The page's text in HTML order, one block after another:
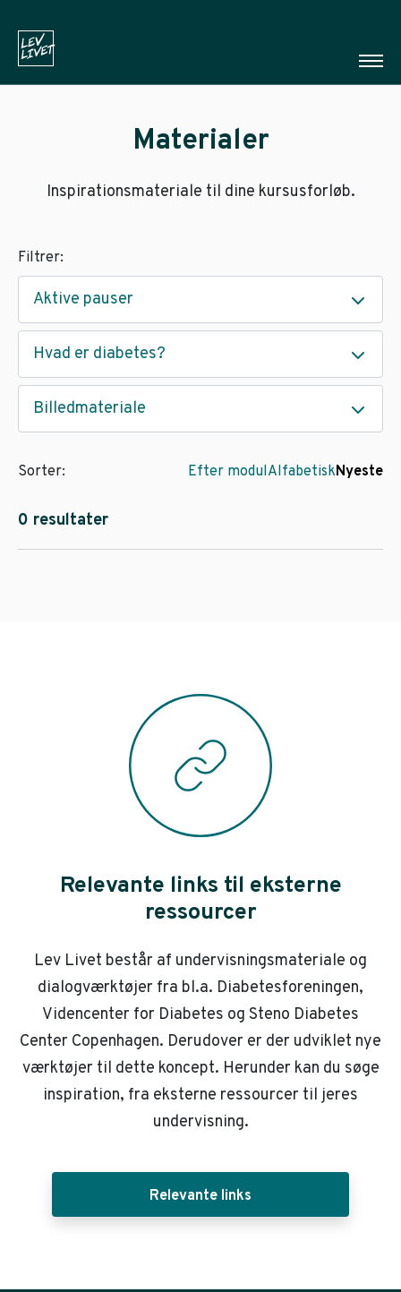
Materialer
Inspirationsmateriale til dine kursusforløb.
Filtrer:
Aktive pauser
Hvad er diabetes?
Billedmateriale
0 resultater
Sorter: Efter modulAlfabetiskNyeste
Relevante links til eksterne
ressourcer
Lev Livet består af undervisningsmateriale og
dialogværktøjer fra bl.a. Diabetesforeningen,
Videncenter for Diabetes og Steno Diabetes
Center Copenhagen. Derudover er der udviklet nye
værktøjer til dette koncept. Herunder kan du søge
inspiration, fra eksterne ressourcer til jeres
undervisning.
Relevante links